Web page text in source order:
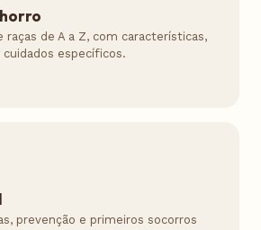
raças de A a Z, com características,
específicos.
prevenção e primeiros socorros